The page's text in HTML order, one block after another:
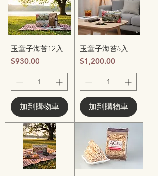
玉童子海苔12入
價格
$930.00
加到購物車
玉童子海苔6入
價格
$1,200.00
加到購物車